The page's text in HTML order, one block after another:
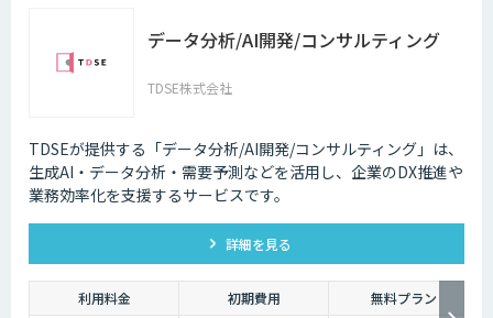
データ分析/AI開発/コンサルティング
TDSE株式会社
TDSEが提供する「データ分析/AI開発/コンサルティング」は、
生成AI・データ分析・需要予測などを活用し、企業のDX推進や
業務効率化を支援するサービスです。
詳細を見る
利用料金 初期費用
無料プラン